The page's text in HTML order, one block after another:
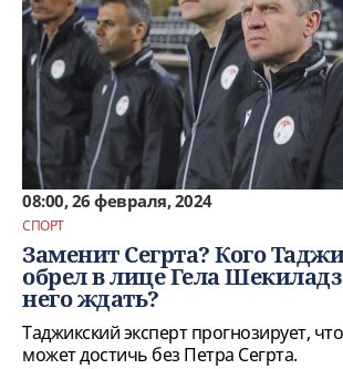
08:00, 26 февраля, 2024
СПОРТ
Заменит Сегрта? Кого
обрел в лице Гела
него ждать?
Таджикский эксперт прогнозирует,
может достичь без Петра Сегрта.